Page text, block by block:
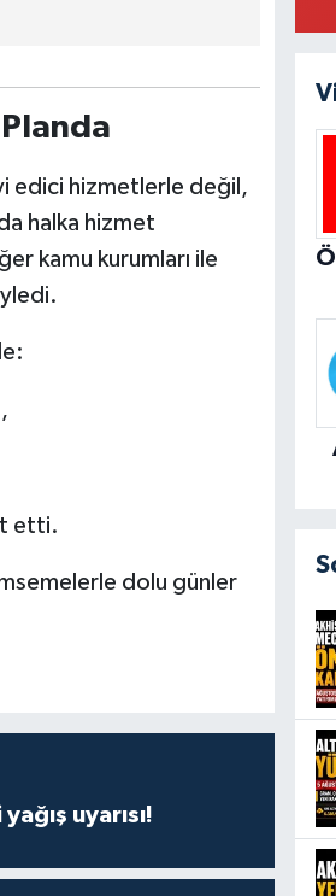
edici hizmetlerle değil,
halka hizmet
kamu kurumları ile
etti.
dolu günler
uyarısı!